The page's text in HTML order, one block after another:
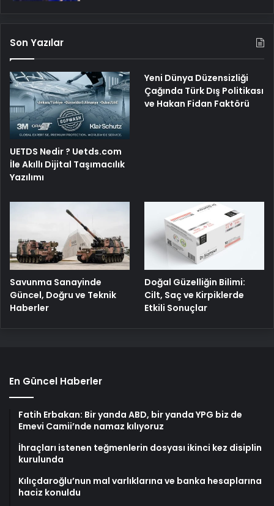
Son Yazılar
UETDS Nedir ? Uetds.com
İle Akıllı Dijital Taşımacılık
Yazılımı
Yeni Dünya Düzensizliği
Çağında Türk Dış Politikası
ve Hakan Fidan Faktörü
Savunma Sanayinde
Güncel, Doğru ve Teknik
Haberler
Doğal Güzelliğin Bilimi:
Cilt, Saç ve Kirpiklerde
Etkili Sonuçlar
En Güncel Haberler
Fatih Erbakan: Bir yanda ABD, bir yanda YPG biz de
Emevi Camii’nde namaz kılıyoruz
İhraçları istenen teğmenlerin dosyası ikinci kez disiplin
kurulunda
Kılıçdaroğlu’nun mal varlıklarına ve banka hesaplarına
haciz konuldu